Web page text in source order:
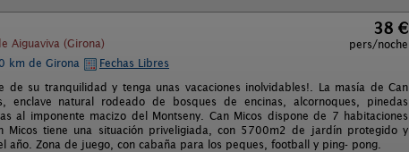
Aiguaviva (Girona)
38 €
pers/noche
km de Girona
Fechas Libres
su tranquilidad y tenga unas vacaciones inolvidables!. La masía de Can
enclave natural rodeado de bosques de encinas, alcornoques, pinedas
al imponente macizo del Montseny. Can Micos dispone de 7 habitaciones
tiene una situación priveligiada, con 5700m2 de jardín protegido y
Zona de juego, con cabaña para los peques, football y ping- pong.